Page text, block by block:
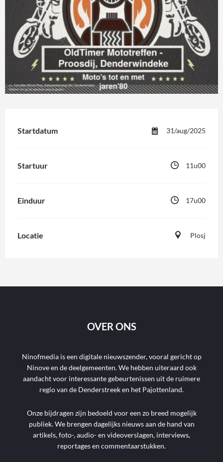
Startdatum 31/aug/2025
Startuur 11u00
Einduur 17u00
Locatie Plosj
OVER ONS
Ninofmedia is een digitale nieuwszender, vooral gericht op
Ninove en de deelgemeenten. We hebben uiteraard ook
aandacht voor interessante gebeurtenissen uit de ruimere
regio van de Denderstreek en het Pajottenland.
Onze bijdragen zijn bedoeld voor een zo breed mogelijk
publiek. We brengen dagelijks nieuws aan de hand van
artikels, foto-, audio- en videoverslagen, interviews,
reportages en commentaarstukken.